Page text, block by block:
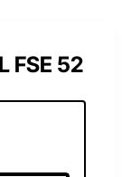
FSE 52